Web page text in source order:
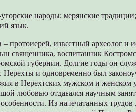
народы; мерянские
язык.
протоиерей, известный археолог и
священника, воспитанник
губернии. Долгие годы он
и одновременно был
в Нерехтских мужском и
любовью отдавался научным
Из напечатанных